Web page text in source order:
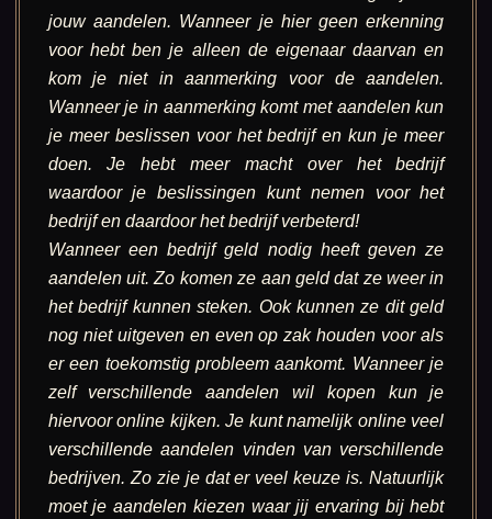
jouw aandelen. Wanneer je hier geen erkenning
voor hebt ben je alleen de eigenaar daarvan en
kom je niet in aanmerking voor de aandelen.
Wanneer je in aanmerking komt met aandelen kun
je meer beslissen voor het bedrijf en kun je meer
doen. Je hebt meer macht over het bedrijf
waardoor je beslissingen kunt nemen voor het
bedrijf en daardoor het bedrijf verbeterd!
Wanneer een bedrijf geld nodig heeft geven ze
aandelen uit. Zo komen ze aan geld dat ze weer in
het bedrijf kunnen steken. Ook kunnen ze dit geld
nog niet uitgeven en even op zak houden voor als
er een toekomstig probleem aankomt. Wanneer je
zelf verschillende aandelen wil kopen kun je
hiervoor online kijken. Je kunt namelijk online veel
verschillende aandelen vinden van verschillende
bedrijven. Zo zie je dat er veel keuze is. Natuurlijk
moet je aandelen kiezen waar jij ervaring bij hebt